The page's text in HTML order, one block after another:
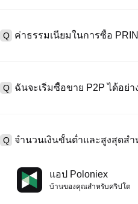
ซื้อขาย OTC สำหรับธุรกรรมขนาดใ
Q ค่าธรรมเนียมในการซื้อ
ธรรมเนียมการซื้อขายแบบสปอตมาต
Q ฉันจะเริ่มซื้อขาย P2P ได้อย่
กับวิธีการชำระเงินและเวลาตอบสนอ
Q จำนวนเงินขั้นต่ำและสูงสุดส
ขีดจำกัดขั้นต่ำและสูงสุดแตกต่า
ดอลลาร์โดยสูงสุดขึ้นอยู่กับผู้ให้บริก
มัดจำขั้นต่ำ 100 ดอลลาร์ คุณสามา
แอป Poloniex
บ้านของคุณสําหรับคริปโต